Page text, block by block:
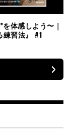
体感しよう〜｜
習法』 #1